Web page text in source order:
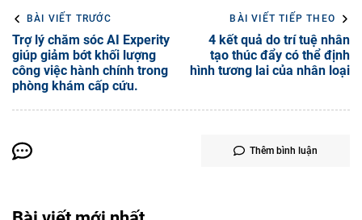
BÀI VIẾT TRƯỚC
Trợ lý chăm sóc AI Experity
giúp giảm bớt khối lượng
công việc hành chính trong
phòng khám cấp cứu.
BÀI VIẾT TIẾP THEO
4 kết quả do trí tuệ nhân
tạo thúc đẩy có thể định
hình tương lai của nhân loại
Thêm bình luận